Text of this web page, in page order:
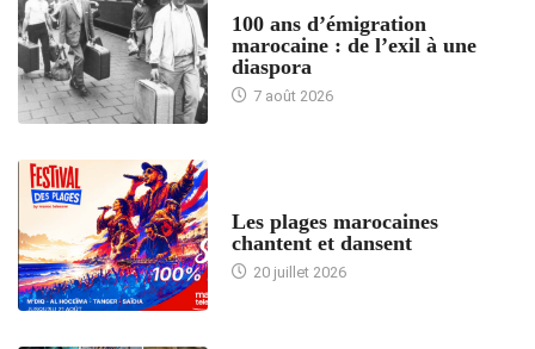
100 ans d’émigration
marocaine : de l’exil à une
diaspora
7 août 2026
Les plages marocaines
chantent et dansent
20 juillet 2026